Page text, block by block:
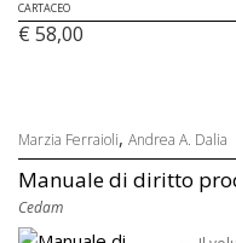
CARTACEO
€ 58,00
Marzia Ferraioli, Andrea A. Dalia
Manuale di diritto
Cedam